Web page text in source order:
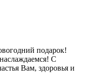
подарок!
С
Вам, здоровья и